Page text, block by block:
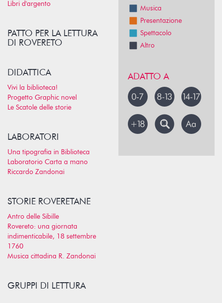
Libri d'argento
PATTO PER LA LETTURA
DI ROVERETO
DIDATTICA
Vivi la biblioteca!
Progetto Graphic novel
Le Scatole delle storie
LABORATORI
Una tipografia in Biblioteca
Laboratorio Carta a mano
Riccardo Zandonai
STORIE ROVERETANE
Antro delle Sibille
Rovereto: una giornata
indimenticabile, 18 settembre
1760
Musica cittadina R. Zandonai
GRUPPI DI LETTURA
Musica
Presentazione
Spettacolo
Altro
ADATTO A